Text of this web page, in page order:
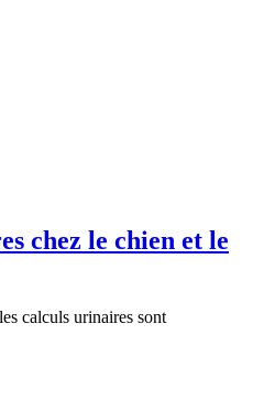
chez le chien et le
calculs urinaires sont